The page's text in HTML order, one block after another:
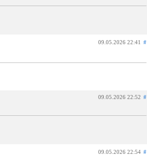
09.05.2026 22:41 #
09.05.2026 22:52 #
09.05.2026 22:54 #